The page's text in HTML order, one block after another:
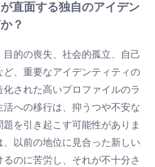
直面する独自のアイデン
？
的の喪失、社会的孤立、自己
、重要なアイデンティティの
された高いプロファイルのラ
への移行は、抑うつや不安な
を引き起こす可能性がありま
以前の地位に見合った新しい
のに苦労し、それが不十分さ